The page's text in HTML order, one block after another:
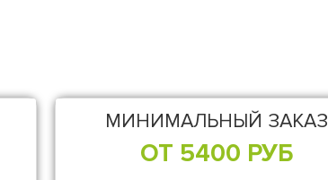
МИНИМАЛЬНЫЙ ЗАКАЗ
ОТ 5400 РУБ